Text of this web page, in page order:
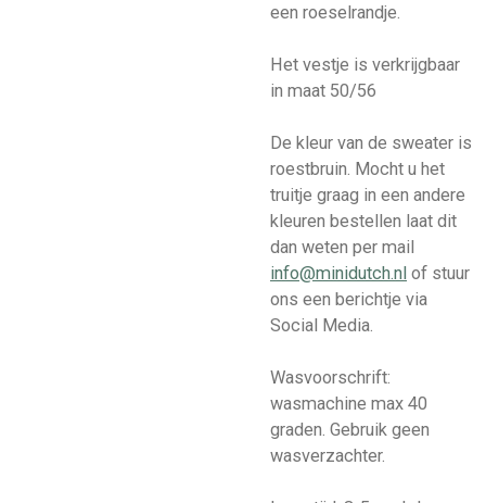
een roeselrandje.
Het vestje is verkrijgbaar
in maat 50/56
De kleur van de sweater is
roestbruin. Mocht u het
truitje graag in een andere
kleuren bestellen laat dit
dan weten per mail
info@minidutch.nl of stuur
ons een berichtje via
Social Media.
Wasvoorschrift:
wasmachine max 40
graden. Gebruik geen
wasverzachter.